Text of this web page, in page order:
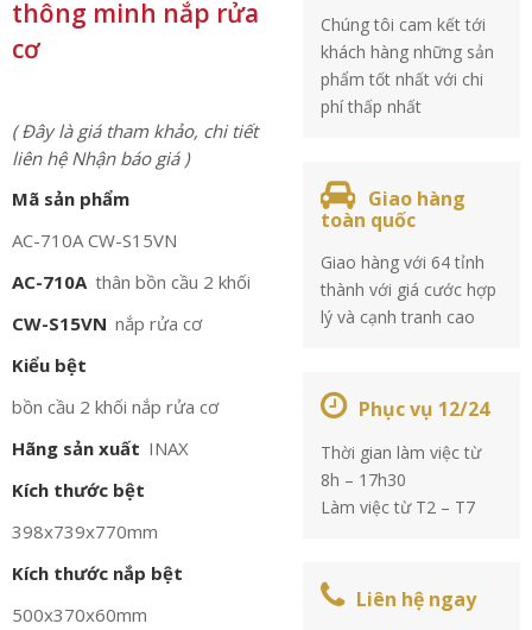
thông minh nắp rửa
cơ
( Đây là giá tham khảo, chi tiết
liên hệ Nhận báo giá )
Mã sản phẩm
AC-710A CW-S15VN
AC-710A thân bồn cầu 2 khối
CW-S15VN nắp rửa cơ
Kiểu bệt
bồn cầu 2 khối nắp rửa cơ
Hãng sản xuất INAX
Kích thước bệt
398x739x770mm
Kích thước nắp bệt
500x370x60mm
Chúng tôi cam kết tới
khách hàng những sản
phẩm tốt nhất với chi
phí thấp nhất
Giao hàng
toàn quốc
Giao hàng với 64 tỉnh
thành với giá cước hợp
lý và cạnh tranh cao
Phục vụ 12/24
Thời gian làm việc từ
8h – 17h30
Làm việc từ T2 – T7
Liên hệ ngay